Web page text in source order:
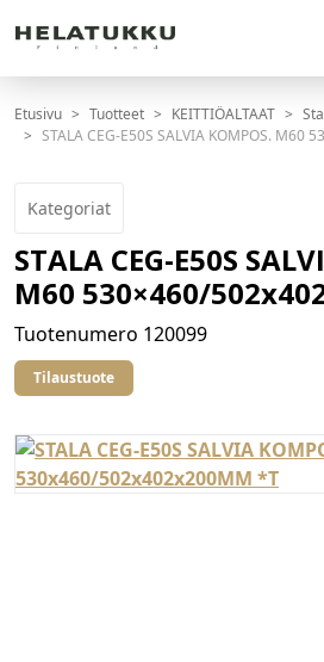
Etusivu Tuotteet KEITTIÖALTAAT
STALA CEG-E50S SALVIA KOMPOS.
Kategoriat
STALA CEG-E50S
M60 530×460/
Tuotenumero 120099
Tilaustuote